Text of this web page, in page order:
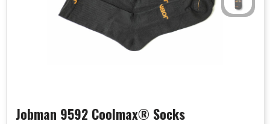
Jobman 9592 Coolmax® Socks